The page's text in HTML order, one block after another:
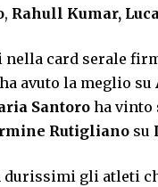
, Rahull Kumar,
card serale
ha avuto la meglio su
Santoro ha vinto
Rutigliano su
gli atleti